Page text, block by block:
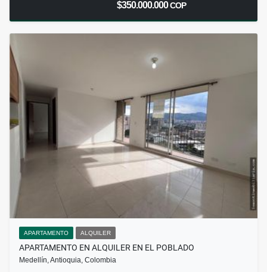
$350.000.000COP
APARTAMENTO ALQUILER
APARTAMENTO EN ALQUILER EN EL POBLADO
Medellín, Antioquia, Colombia